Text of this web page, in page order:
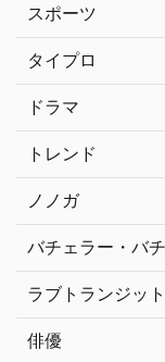
スポーツ
タイプロ
ドラマ
トレンド
ノノガ
バチェラー・バ
ラブトランジット
俳優